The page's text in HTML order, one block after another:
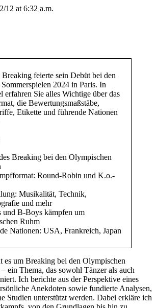
12 at 6:32 a.m.
Breaking feierte sein Debüt bei den
2024 in Paris. In
erfahren Sie alles Wichtige über das
die Bewertungsmaßstäbe,
Etikette und führende Nationen
Breaking bei den Olympischen
Round-Robin und K.o.-
Musikalität, Technik,
und mehr
und B-Boys kämpfen um
Ruhm
Nationen: USA, Frankreich, Japan
es um Breaking bei den Olympischen
ein Thema, das sowohl Tänzer als auch
Ich berichte aus der Perspektive eines
Anekdoten sowie fundierte Analysen,
Studien unterstützt werden. Dabei erkläre ich